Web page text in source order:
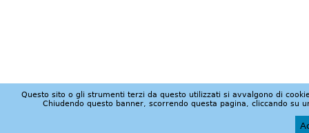
Questo sito o gli strumenti terzi da questo utilizzati si avvalgono di
Chiudendo questo banner, scorrendo questa pagina, cliccando su